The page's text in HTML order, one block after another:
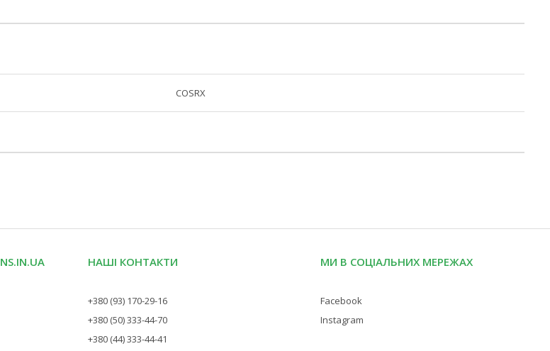
COSRX
НАШІ КОНТАКТИ
+380 (93) 170-29-16
+380 (50) 333-44-70
+380 (44) 333-44-41
МИ В СОЦІАЛЬНИХ МЕРЕЖАХ
Facebook
Instagram